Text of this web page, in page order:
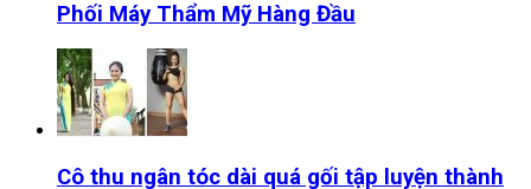
Phối Máy Thẩm Mỹ Hàng Đầu
Cô thu ngân tóc dài quá gối tập luyện thành